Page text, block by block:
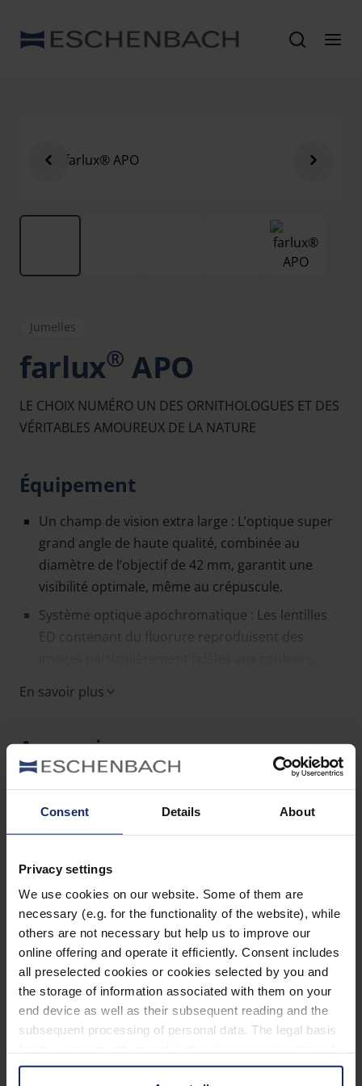
Consent Details About
Privacy settings
We use cookies on our website. Some of them are
necessary (e.g. for the functionality of the website), while
others are not necessary but help us to improve our
online offering and operate it efficiently. Consent includes
all preselected cookies or cookies selected by you and
the storage of information associated with them on your
end device as well as their subsequent reading and the
subsequent processing of personal data. The legal basis
information is Art. 25 para. 1 TDDDG and with regard to
Jumelles
farlux® APO
LE CHOIX NUMÉRO UN DES ORNITHOLOGUES ET DES
VÉRITABLES AMOUREUX DE LA NATURE
Équipement
Un champ de vision extra large : L’optique super
grand angle de haute qualité, combinée au
diamètre de l’objectif de 42 mm, garantit une
visibilité optimale, même au crépuscule.
Système optique apochromatique : Les lentilles
ED contenant du fluorure reproduisent des
de couleur sur les bords de l’image sont ainsi
Transmission de la lumière de plus de 90 %, grâce
à une lentille à traitement multicouche.
correction de phase avec traitement diélectrique.
Particulièrement résistant grâce au boîtier
résistant en magnalium.
Le traitement de l’objectif et de l’oculaire
résistant à l’eau et aux salissures garantit à tout
moment une visibilité claire.
Étanches et remplies à l’azote.
En savoir plus
Accessoires
confortables avec fermeture rapide, sacoche de
matériel
manual_farlux_APO.pdf 5 MB
Variantes
farlux APO 10 x 42